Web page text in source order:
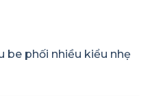
be phối nhiều kiểu nhẹ